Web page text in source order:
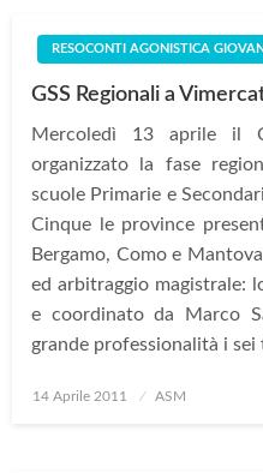
RESOCONTI AGONISTICA
GSS Regionali a
Mercoledì 13 aprile il
organizzato la fase
scuole Primarie e
Cinque le province
Bergamo, Como e
ed arbitraggio magistrale:
e coordinato da Marco
grande professionalità i
Posted
14 Aprile 2011 ASM